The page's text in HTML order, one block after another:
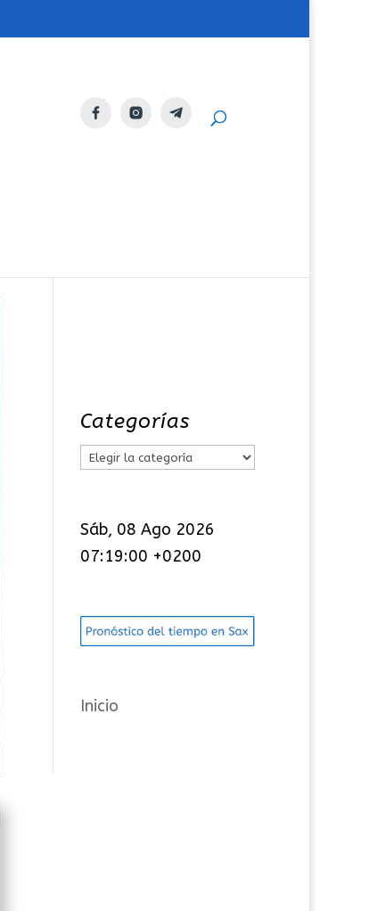
Categorías
C
e
g
r
í
s
Sáb, 08 Ago 2026
07:19:01 +0200
Inicio